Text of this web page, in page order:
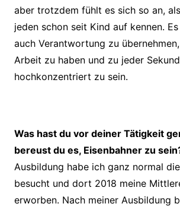
aber trotzdem fühlt es sich so an,
jeden schon seit Kind auf kennen.
auch Verantwortung zu
Arbeit zu haben und zu jeder
hochkonzentriert zu sein.
Was hast du vor deiner Tätigkeit
bereust du es, Eisenbahner zu
Ausbildung habe ich ganz normal
besucht und dort 2018 meine
erworben. Nach meiner Ausbildung